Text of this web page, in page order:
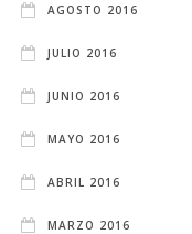
AGOSTO 2016
JULIO 2016
JUNIO 2016
MAYO 2016
ABRIL 2016
MARZO 2016